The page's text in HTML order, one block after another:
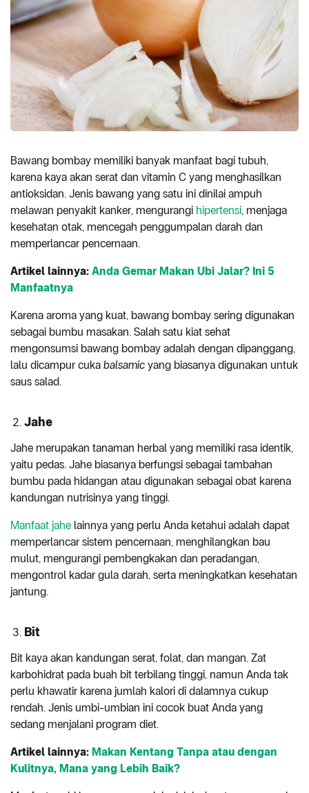
Bawang bombay memiliki banyak manfaat bagi tubuh,
karena kaya akan serat dan vitamin C yang menghasilkan
antioksidan. Jenis bawang yang satu ini dinilai ampuh
melawan penyakit kanker, mengurangi hipertensi, menjaga
kesehatan otak, mencegah penggumpalan darah dan
memperlancar pencernaan.
Artikel lainnya: Anda Gemar Makan Ubi Jalar? Ini 5
Manfaatnya
Karena aroma yang kuat, bawang bombay sering digunakan
sebagai bumbu masakan. Salah satu kiat sehat
mengonsumsi bawang bombay adalah dengan dipanggang,
lalu dicampur cuka balsamic yang biasanya digunakan untuk
saus salad.
Jahe
Jahe merupakan tanaman herbal yang memiliki rasa identik,
yaitu pedas. Jahe biasanya berfungsi sebagai tambahan
bumbu pada hidangan atau digunakan sebagai obat karena
kandungan nutrisinya yang tinggi.
Manfaat jahe lainnya yang perlu Anda ketahui adalah dapat
memperlancar sistem pencernaan, menghilangkan bau
mulut, mengurangi pembengkakan dan peradangan,
mengontrol kadar gula darah, serta meningkatkan kesehatan
jantung.
Bit
Bit kaya akan kandungan serat, folat, dan mangan. Zat
karbohidrat pada buah bit terbilang tinggi, namun Anda tak
perlu khawatir karena jumlah kalori di dalamnya cukup
rendah. Jenis umbi-umbian ini cocok buat Anda yang
sedang menjalani program diet.
Artikel lainnya: Makan Kentang Tanpa atau dengan
Kulitnya, Mana yang Lebih Baik?